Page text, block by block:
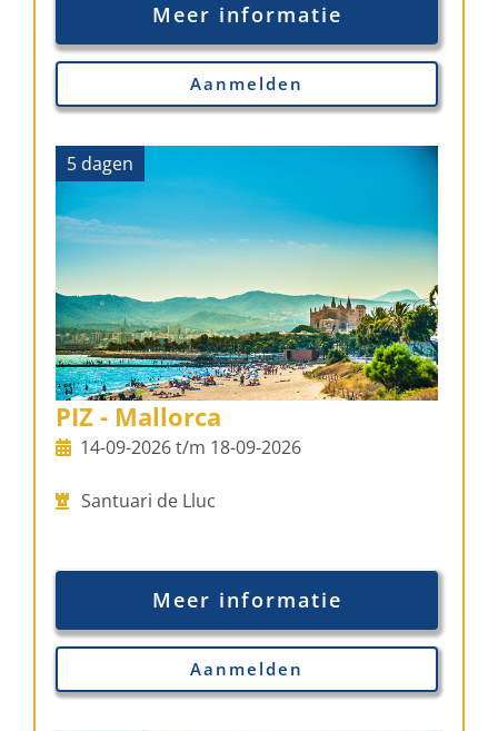
Meer informatie
Aanmelden
5 dagen
PIZ - Mallorca
14-09-2026 t/m 18-09-2026
Santuari de Lluc
Meer informatie
Aanmelden